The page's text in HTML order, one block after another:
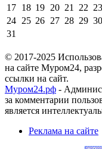
17 18 19 20 21 22 23
24 25 26 27 28 29 30
31
© 2017-2025
на сайте Муром24,
ссылки на сайт.
Муром24.рф -
за комментарии
является
Реклама на сайте